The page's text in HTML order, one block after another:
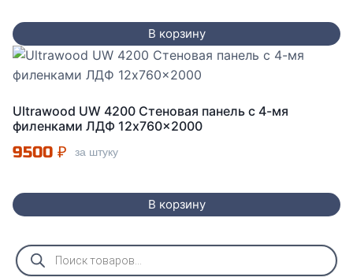
В корзину
Ultrawood UW 4200 Стеновая панель с 4-мя
филенками ЛДФ 12x760x2000
9500 ₽ за штуку
В корзину
Поиск
товаров